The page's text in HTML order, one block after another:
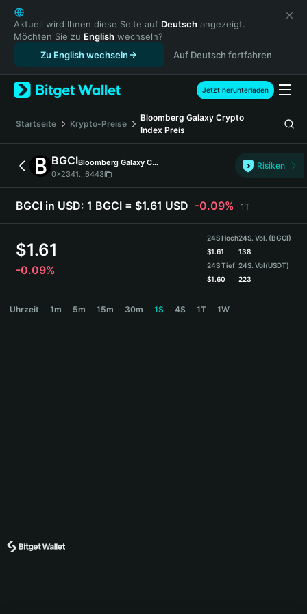
English
日本語
Tiếng Việt
Русский
Español (Latinoamérica)
Türkçe
Français
Deutsch
简体中文
繁體中文
Português (Portugal)
Bahasa Indonesia
ภาษาไทย
Español
Español (Argentina)
Aktuell wird Ihnen diese Seite auf Deutsch angezeigt.
Möchten Sie zu English wechseln?
Zu English wechseln
Auf Deutsch fortfahren
Jetzt herunterladen
Startseite Krypto-Preise
Bloomberg Galaxy Crypto
Index Preis
BGCI
Bloomberg Galaxy Crypto Index
0x2341...6443
Risiken
BGCI in USD: 1 BGCI = $1.61 USD -0.09% 1T
$1.61
-0.09%
24S Hoch
$1.61
24S Tief
$1.60
24S. Vol. (BGCI)
138
24S. Vol(USDT)
223
Uhrzeit 1m 5m 15m 30m 1S 4S 1T 1W